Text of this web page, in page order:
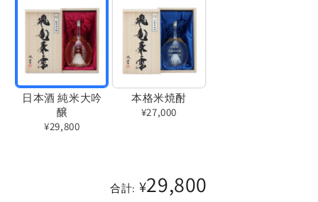
日本酒 純米大吟
醸
¥29,800
本格米焼酎
¥27,000
ー
合計: ¥29,800